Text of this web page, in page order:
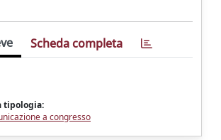
Scheda completa
tipologia:
a congresso